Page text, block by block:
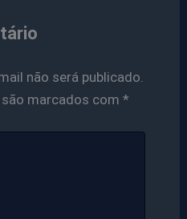
não será publicado.
marcados com *